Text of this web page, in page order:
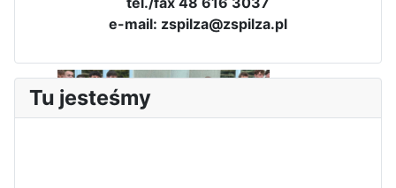
e-mail: zspilza@zspilza.pl
Tu jesteśmy